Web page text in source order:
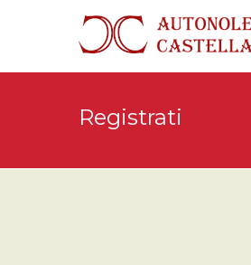
Registrati